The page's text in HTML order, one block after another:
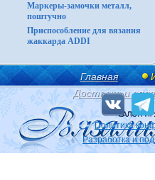
Маркеры-замочки металл,
поштучно
Приспособление для вязания
жаккарда ADDI
Главная
Доставка и
Политика
Разработка и